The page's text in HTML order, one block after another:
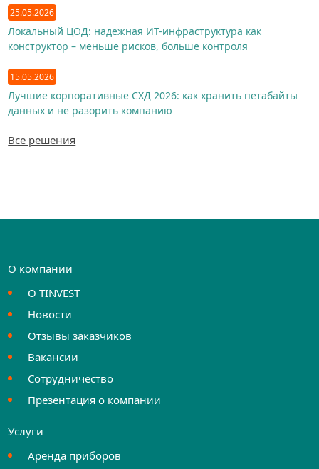
25.05.2026
Локальный ЦОД: надежная ИТ-инфраструктура как
конструктор – меньше рисков, больше контроля
15.05.2026
Лучшие корпоративные СХД 2026: как хранить петабайты
данных и не разорить компанию
Все решения
О компании
О TINVEST
Новости
Отзывы заказчиков
Вакансии
Сотрудничество
Презентация о компании
Услуги
Аренда приборов